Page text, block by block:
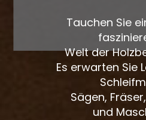
Tauchen Sie
Welt der
Es erwarten Sie
Sägen,
und